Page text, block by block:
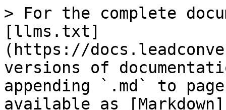
> For the complete
[llms.txt]
(https://
versions of
appending `.md` to
available as [Markdown]